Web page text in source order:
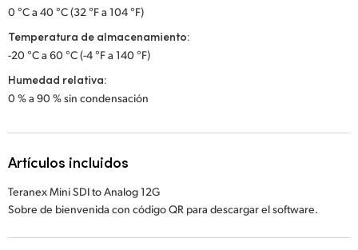
0 °C a 40 °C (32 °F a 104 °F)
Temperatura de almacenamiento:
-20 °C a 60 °C (-4 °F a 140 °F)
Humedad relativa:
0 % a 90 % sin condensación
Artículos incluidos
Teranex Mini SDI to Analog 12G
Sobre de bienvenida con código QR para descargar el software.